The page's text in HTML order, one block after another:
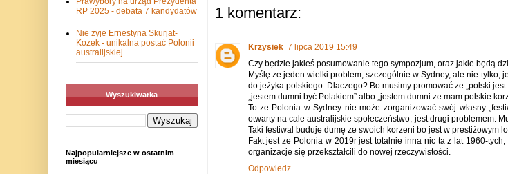
1 komentarz:
Krzysiek 7 lipca 2019 15:49
Czy będzie jakieś posumowanie tego sympozjum, oraz jakie będą
Myślę ze jeden wielki problem, szczególnie w Sydney, ale nie tylko,
do jeżyka polskiego. Dlaczego? Bo musimy promować ze „polski
„jestem dumni być Polakiem” albo „jestem dumni ze mam polskie
To ze Polonia w Sydney nie może zorganizować swój własny
otwarty na cale australijskie społeczeństwo, jest drugi problemem.
Taki festiwal buduje dumę ze swoich korzeni bo jest w prestiżowym
Fakt jest ze Polonia w 2019r jest totalnie inna nic ta z lat 1960-
organizacje się przekształcili do nowej rzeczywistości.
Odpowiedz
RP 2025 - debata 7 kandydatów
Nie żyje Ernestyna Skurjat-
Kozek - unikalna postać Polonii
australijskiej
Wyszukiwarka
Najpopularniejsze w ostatnim
miesiącu